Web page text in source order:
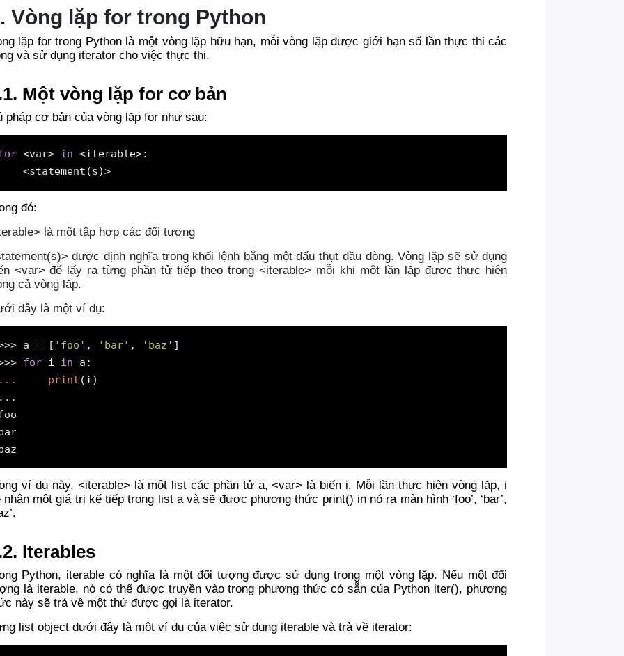
Vòng lặp for trong Python
lặp for trong Python là một vòng lặp hữu hạn, mỗi vòng lặp được giới hạn số lần thực thi các
và sử dụng iterator cho việc thực thi.
Một vòng lặp for cơ bản
pháp cơ bản của vòng lặp for như sau:
<var> in <iterable>:
<statement(s)>
đó:
là một tập hợp các đối tượng
được định nghĩa trong khối lệnh bằng một dấu thụt đầu dòng. Vòng lặp sẽ sử dụng
<var> để lấy ra từng phần tử tiếp theo trong <iterable> mỗi khi một lần lặp được thực hiện
cả vòng lặp.
đây là một ví dụ:
a = [ 'foo' , 'bar' , 'baz' ]
for i in
...
print (i)
...
ví dụ này, <iterable> là một list các phần tử a, <var> là biến i. Mỗi lần thực hiện vòng lặp, i
nhận một giá trị kế tiếp trong list a và sẽ được phương thức print() in nó ra màn hình ‘foo’, ‘bar’,
Iterables
Python, iterable có nghĩa là một đối tượng được sử dụng trong một vòng lặp. Nếu một đối
là iterable, nó có thể được truyền vào trong phương thức có sẵn của Python iter(), phương
này sẽ trả về một thứ được gọi là iterator.
list object dưới đây là một ví dụ của việc sử dụng iterable và trả về iterator: